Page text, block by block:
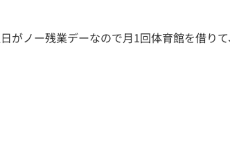
がノー残業デーなので月1回体育館を借り